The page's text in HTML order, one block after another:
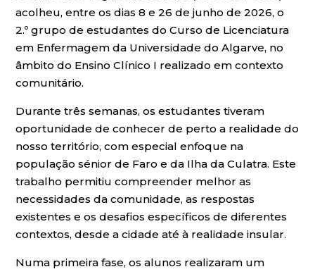
acolheu, entre os dias 8 e 26 de junho de 2026, o
2.º grupo de estudantes do Curso de Licenciatura
em Enfermagem da Universidade do Algarve, no
âmbito do Ensino Clínico I realizado em contexto
comunitário.
Durante três semanas, os estudantes tiveram
oportunidade de conhecer de perto a realidade do
nosso território, com especial enfoque na
população sénior de Faro e da Ilha da Culatra. Este
trabalho permitiu compreender melhor as
necessidades da comunidade, as respostas
existentes e os desafios específicos de diferentes
contextos, desde a cidade até à realidade insular.
Numa primeira fase, os alunos realizaram um